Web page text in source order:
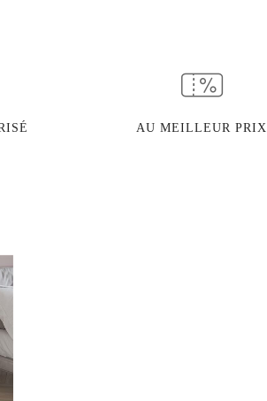
AU MEILLEUR PRIX